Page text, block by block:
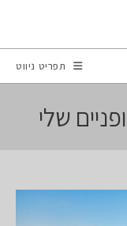
תפריט ניווט
שלי